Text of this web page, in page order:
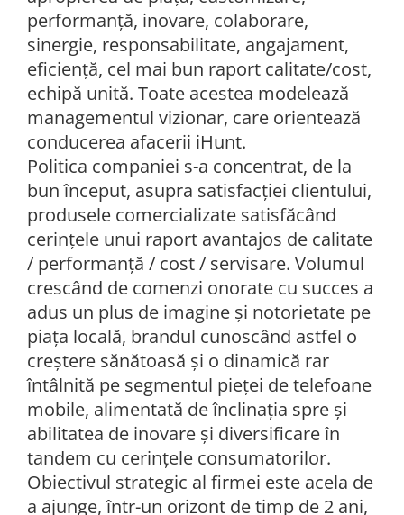
performanță, inovare, colaborare,
sinergie, responsabilitate, angajament,
eficiență, cel mai bun raport calitate/cost,
echipă unită. Toate acestea modelează
managementul vizionar, care orientează
conducerea afacerii iHunt.
Politica companiei s-a concentrat, de la
bun început, asupra satisfacției clientului,
produsele comercializate satisfăcând
cerințele unui raport avantajos de calitate
/ performanță / cost / servisare. Volumul
crescând de comenzi onorate cu succes a
adus un plus de imagine și notorietate pe
piața locală, brandul cunoscând astfel o
creștere sănătoasă și o dinamică rar
întâlnită pe segmentul pieței de telefoane
mobile, alimentată de înclinația spre și
abilitatea de inovare și diversificare în
tandem cu cerințele consumatorilor.
Obiectivul strategic al firmei este acela de
a ajunge, într-un orizont de timp de 2 ani,